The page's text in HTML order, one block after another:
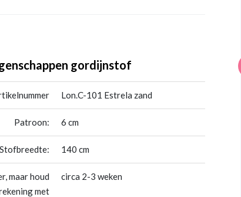
gordijnstof
Lon.C-101 Estrela zand
Patroon: 6 cm
Stofbreedte: 140 cm
maar houd
met
circa 2-3 weken